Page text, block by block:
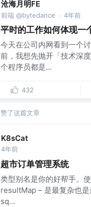
沧海月明FE
前端 @bytedance · 4年前
平时的工作如何体现一
今天在公司内网看到一个
前，我想先抛开「技术深
个程序员都是...
432
赞了这篇文章
K8sCat
4年前
超市订单管理系统
类型别名是你的好帮手。
resultMap – 是最复杂也是
sq...